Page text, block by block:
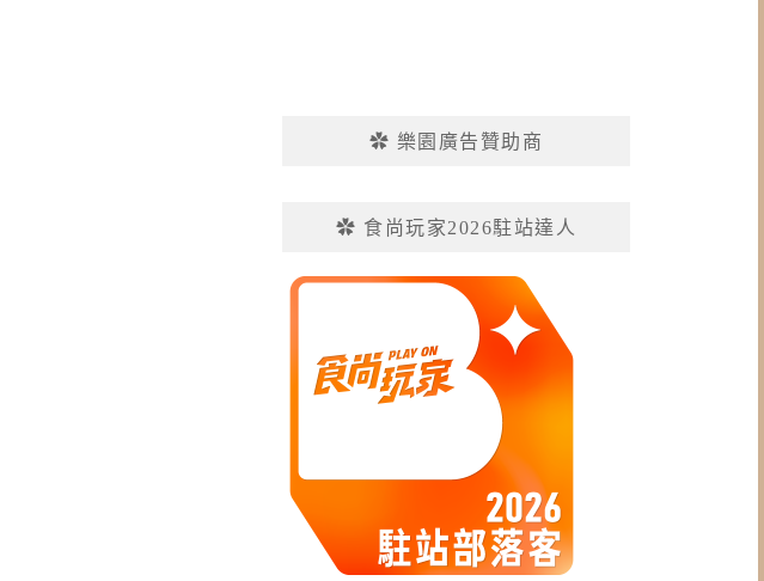
✿ 樂園廣告贊助商
✿ 食尚玩家2026駐站達人